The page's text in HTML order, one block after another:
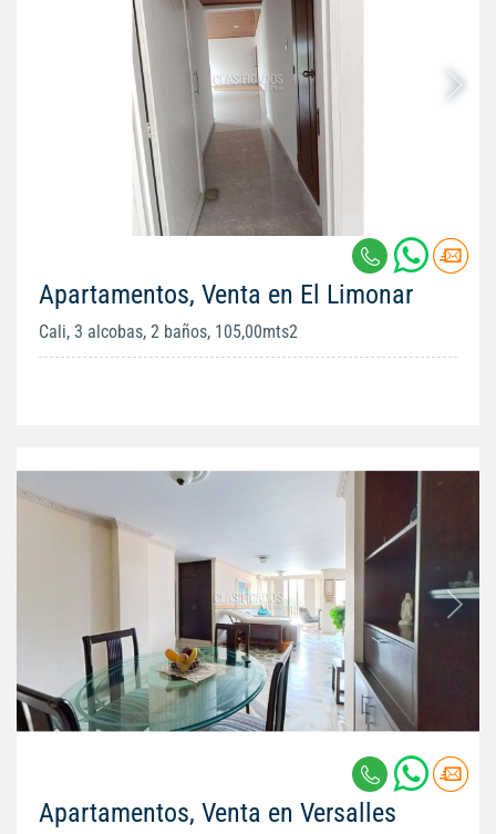
Apartamentos, Venta en El Limonar
Cali, 3 alcobas, 2 baños, 105,00mts2
Apartamentos, Venta en Versalles